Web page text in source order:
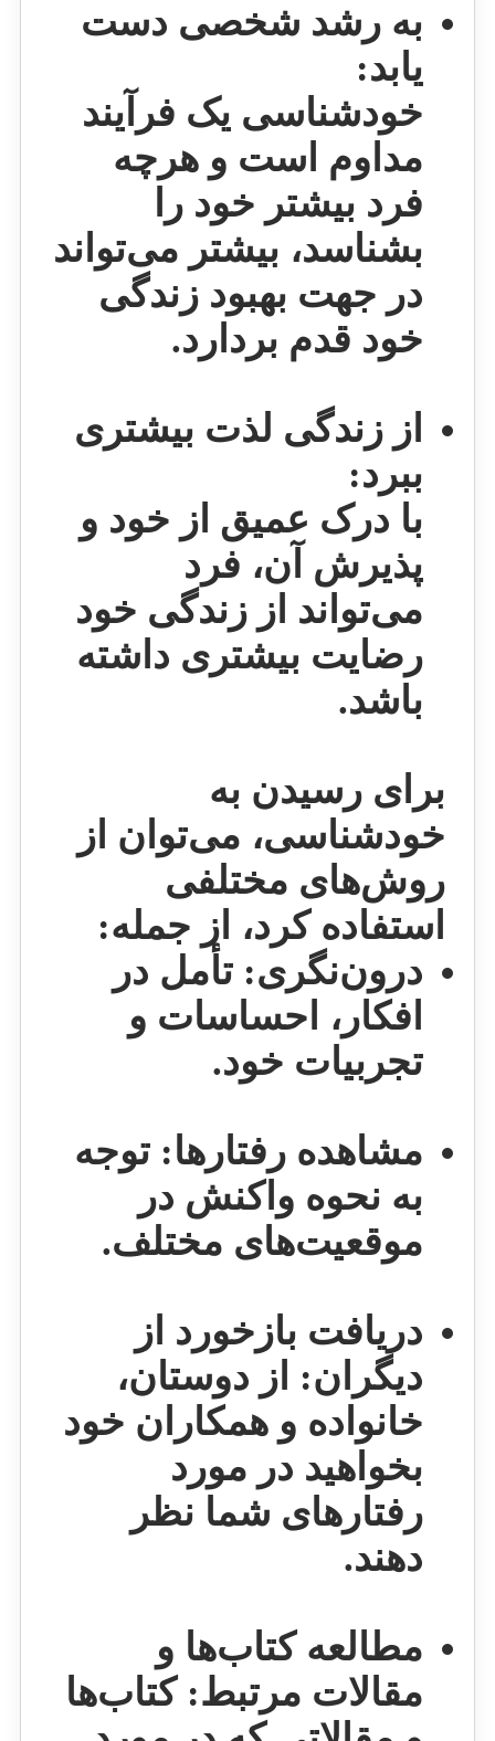
به رشد شخصی دست
یابد:
خودشناسی یک فرآیند
مداوم است و هرچه
فرد بیشتر خود را
بشناسد، بیشتر می‌تواند
در جهت بهبود زندگی
خود قدم بردارد.
از زندگی لذت بیشتری
ببرد:
با درک عمیق از خود و
پذیرش آن، فرد
می‌تواند از زندگی خود
رضایت بیشتری داشته
باشد.
برای رسیدن به
خودشناسی، می‌توان از
روش‌های مختلفی
استفاده کرد، از جمله:
درون‌نگری: تأمل در
افکار، احساسات و
تجربیات خود.
مشاهده رفتارها: توجه
به نحوه واکنش در
موقعیت‌های مختلف.
دریافت بازخورد از
دیگران: از دوستان،
خانواده و همکاران خود
بخواهید در مورد
رفتارهای شما نظر
دهند.
مطالعه کتاب‌ها و
مقالات مرتبط: کتاب‌ها